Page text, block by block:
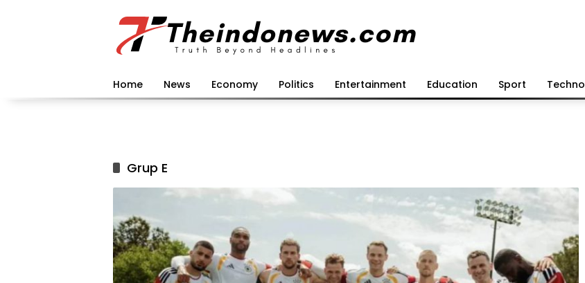
Home News Economy Politics Entertainment Education Sport Techno
Grup E